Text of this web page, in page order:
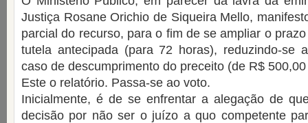
Justiça Rosane Orichio de Siqueira Mello,
parcial do recurso, para o fim de se ampliar o
tutela antecipada (para 72 horas), reduzindo-se
caso de descumprimento do preceito (de R$
Este o relatório. Passa-se ao voto.
Inicialmente, é de se enfrentar a alegação de
decisão por não ser o juízo a quo competente